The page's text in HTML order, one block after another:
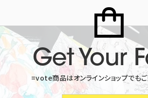
Get Your
=vote商品はオンラインショップでも